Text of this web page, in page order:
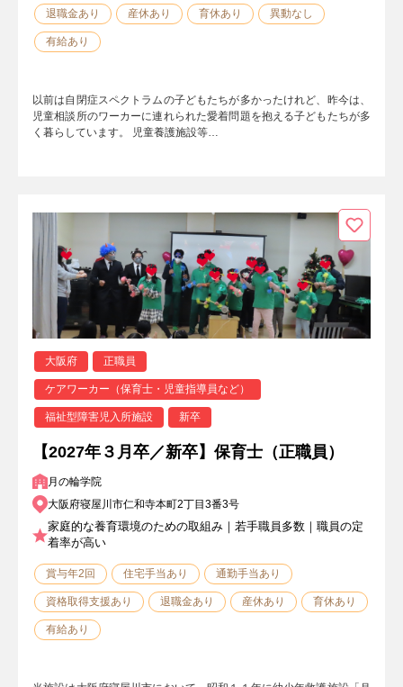
退職金あり 産休あり 育休あり 異動なし
有給あり
以前は自閉症スペクトラムの子どもたちが多かったけれど、昨今は、
児童相談所のワーカーに連れられた愛着問題を抱える子どもたちが多
く暮らしています。 児童養護施設等…
大阪府 正職員
ケアワーカー（保育士・児童指導員など）
福祉型障害児入所施設 新卒
【2027年３月卒／新卒】保育士（正職員）
月の輪学院
大阪府寝屋川市仁和寺本町2丁目3番3号
家庭的な養育環境のための取組み｜若手職員多数｜職員の定
着率が高い
賞与年2回 住宅手当あり 通勤手当あり
資格取得支援あり 退職金あり 産休あり 育休あり
有給あり